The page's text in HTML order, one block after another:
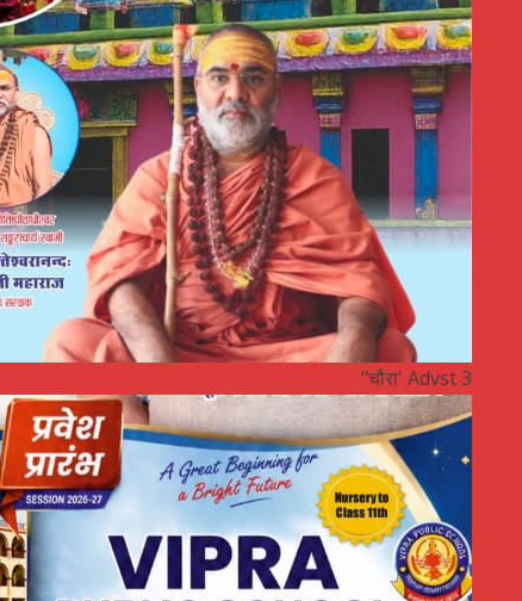
"चौरा' Advst 3